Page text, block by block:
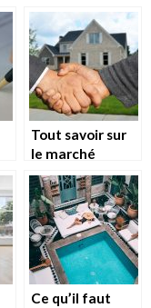
investissement
immobilier?
Tout savoir sur
le marché
immobilier en
Alpilles
Ce qu’il faut